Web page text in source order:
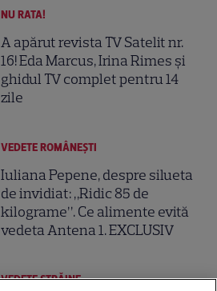
NU RATA!
A apărut revista TV Satelit nr.
16! Eda Marcus, Irina Rimes și
ghidul TV complet pentru 14
zile
VEDETE ROMÂNEŞTI
Iuliana Pepene, despre silueta
de invidiat: „Ridic 85 de
kilograme”. Ce alimente evită
vedeta Antena 1. EXCLUSIV
VEDETE STRĂINE